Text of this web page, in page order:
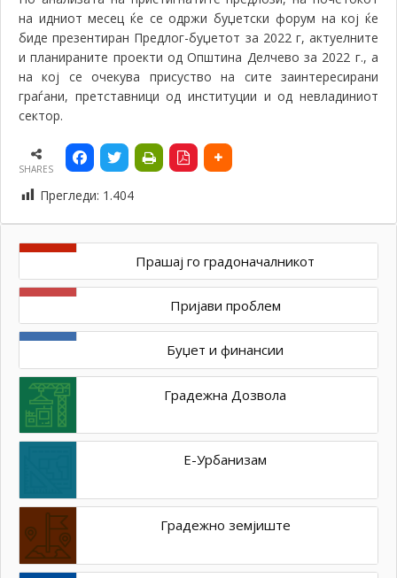
на идниот месец ќе се одржи буџетски форум на кој ќе
биде презентиран Предлог-буџетот за 2022 г, актуелните
и планираните проекти од Општина Делчево за 2022 г., а
на кој се очекува присуство на сите заинтересирани
граѓани, претставници од институции и од невладиниот
сектор.
SHARES
Прегледи: 1.404
Прашај го градоначалникот
Пријави проблем
Буџет и финансии
Градежна Дозвола
Е-Урбанизам
Градежно земјиште